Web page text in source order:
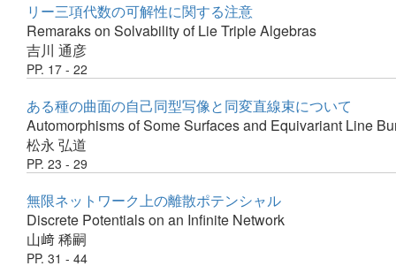
リー三項代数の可解性に関する注意
Remaraks on Solvability of Lie Triple Algebras
吉川 通彦
PP. 17 - 22
ある種の曲面の自己同型写像と同変直線束について
Automorphisms of Some Surfaces and Equivariant Line
松永 弘道
PP. 23 - 29
無限ネットワーク上の離散ポテンシャル
Discrete Potentials on an Infinite Network
山﨑 稀嗣
PP. 31 - 44